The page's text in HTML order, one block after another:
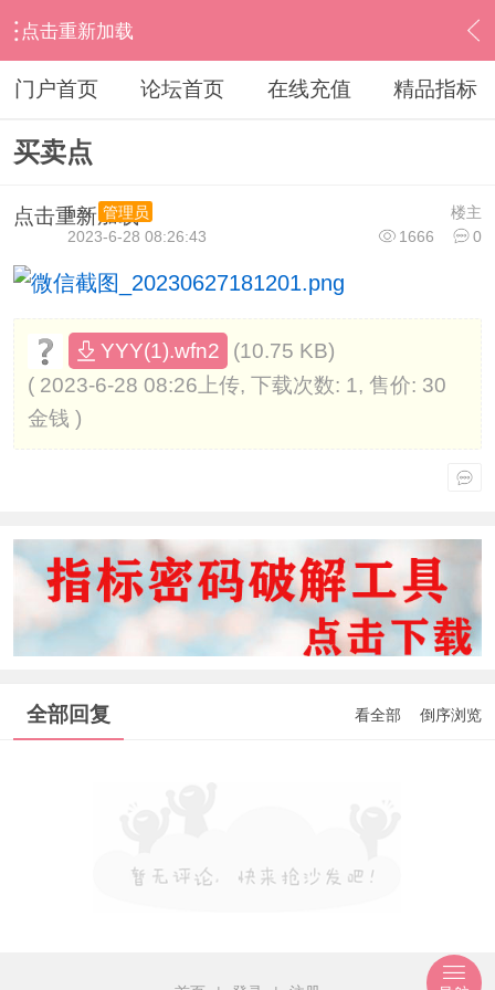
点击重新加载
› 其他股票软件 › 倚天和青岛北方和日月明 › 内容
门户首页 论坛首页 在线充值 精品指标
买卖点
点击重新加载 楼主
hzx
管理员
1666
0
2023-6-28 08:26:43
YYY(1).wfn2
(10.75 KB)
( 2023-6-28 08:26上传, 下载次数: 1, 售价: 30
金钱 )
全部回复 看全部 倒序浏览